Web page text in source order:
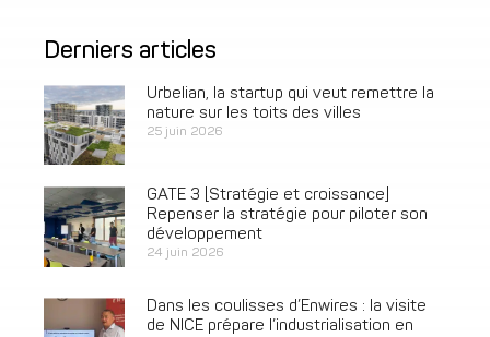
Derniers articles
Urbelian, la startup qui veut remettre la
nature sur les toits des villes
25 juin 2026
GATE 3 [Stratégie et croissance]
Repenser la stratégie pour piloter son
développement
24 juin 2026
Dans les coulisses d’Enwires : la visite
de NICE prépare l’industrialisation en